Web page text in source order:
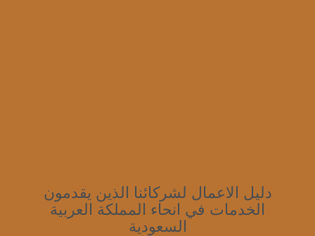
دليل الاعمال لشركائنا الذين يقدمون
الخدمات في انحاء المملكة العربية
السعودية